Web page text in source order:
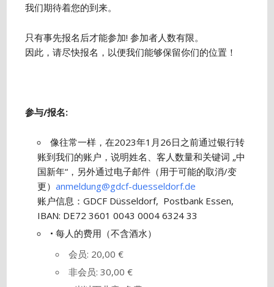
我们期待着您的到来。
只有事先报名后才能参加! 参加者人数有限。
因此，请尽快报名，以便我们能够保留你们的位置！
参与/报名:
像往常一样，在2023年1月26日之前通过银行转
账到我们的账户，说明姓名、客人数量和关键词 „中
国新年“，另外通过电子邮件（用于可能的取消/变
更）anmeldung@gdcf-duesseldorf.de
账户信息：GDCF Düsseldorf, Postbank Essen,
IBAN: DE72 3601 0043 0004 6324 33
• 每人的费用（不含酒水）
会员: 20,00 €
非会员: 30,00 €